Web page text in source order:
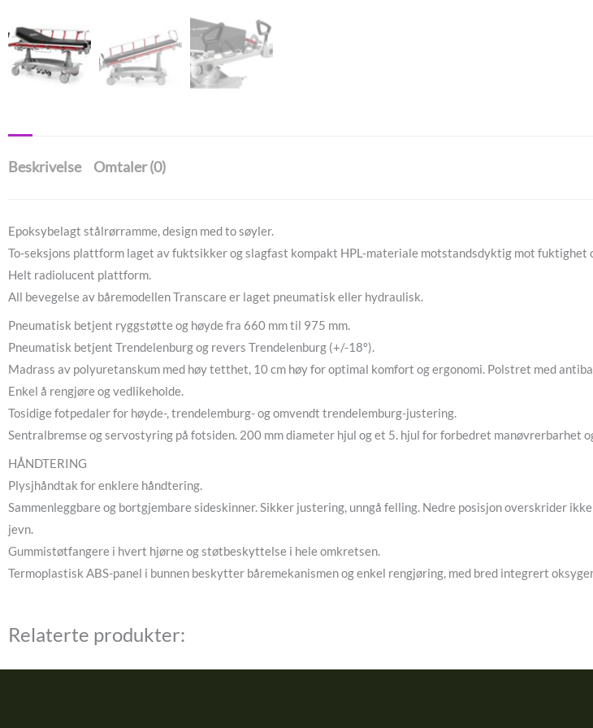
Beskrivelse Omtaler (0)
Epoksybelagt stålrørramme, design med to søyler.
To-seksjons plattform laget av fuktsikker og slagfast kompakt HPL-materiale motstandsdyktig mot fuktighet
Helt radiolucent plattform.
All bevegelse av båremodellen Transcare er laget pneumatisk eller hydraulisk.
Pneumatisk betjent ryggstøtte og høyde fra 660 mm til 975 mm.
Pneumatisk betjent Trendelenburg og revers Trendelenburg (+/-18º).
Madrass av polyuretanskum med høy tetthet, 10 cm høy for optimal komfort og ergonomi. Polstret med
Enkel å rengjøre og vedlikeholde.
Tosidige fotpedaler for høyde-, trendelemburg- og omvendt trendelemburg-justering.
Sentralbremse og servostyring på fotsiden. 200 mm diameter hjul og et 5. hjul for forbedret manøvrerbarhet
HÅNDTERING
Plysjhåndtak for enklere håndtering.
Sammenleggbare og bortgjembare sideskinner. Sikker justering, unngå felling. Nedre posisjon overskrider
jevn.
Gummistøtfangere i hvert hjørne og støtbeskyttelse i hele omkretsen.
Termoplastisk ABS-panel i bunnen beskytter båremekanismen og enkel rengjøring, med bred integrert
Relaterte produkter: